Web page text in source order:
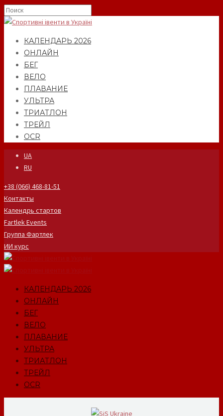
КАЛЕНДАРЬ 2026
ОНЛАЙН
БЕГ
ВЕЛО
ПЛАВАНИЕ
УЛЬТРА
ТРИАТЛОН
ТРЕЙЛ
OCR
UA
RU
+38 (066) 468-81-51
Контакты
Календрь стартов
Fartlek Events
Группа Фартлек
ИИ курс
КАЛЕНДАРЬ 2026
ОНЛАЙН
БЕГ
ВЕЛО
ПЛАВАНИЕ
УЛЬТРА
ТРИАТЛОН
ТРЕЙЛ
OCR